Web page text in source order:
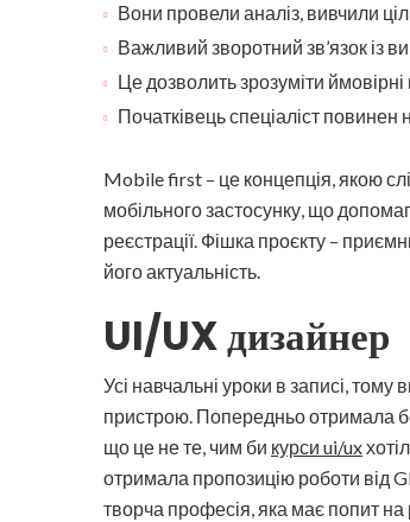
Вони провели аналіз, вивчили
Важливий зворотний зв’язок із
Це дозволить зрозуміти
Початківець спеціаліст
Mobile first – це концепція, якою
мобільного застосунку, що
реєстрації. Фішка проєкту –
його актуальність.
UI/UX дизайнер
Усі навчальні уроки в записі,
пристрою. Попередньо отримала
що це не те, чим би курси ui/ux
отримала пропозицію роботи від
творча професія, яка має попит на